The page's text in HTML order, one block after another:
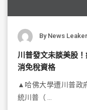
By News
川普發文未談美股
消免稅資格
▲哈佛大學遭川普政
統川普（ …